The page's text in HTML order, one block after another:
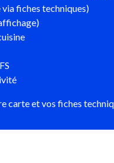
fiches techniques)
carte et vos fiches